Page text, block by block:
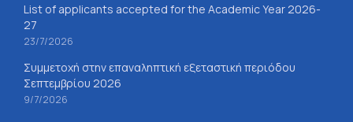
List of applicants accepted for the Academic Year 2026-
27
23/7/2026
Συμμετοχή στην επαναληπτική εξεταστική περιόδου
Σεπτεμβρίου 2026
9/7/2026